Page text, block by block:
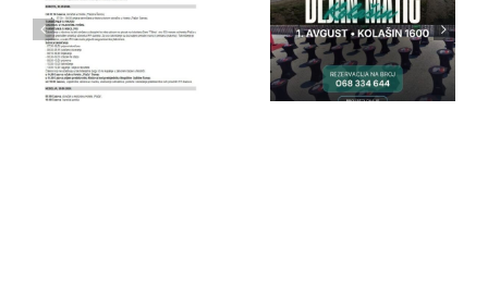
IPA Crna
Gora
IPA Crna
Gora